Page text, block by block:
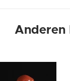
Anderen